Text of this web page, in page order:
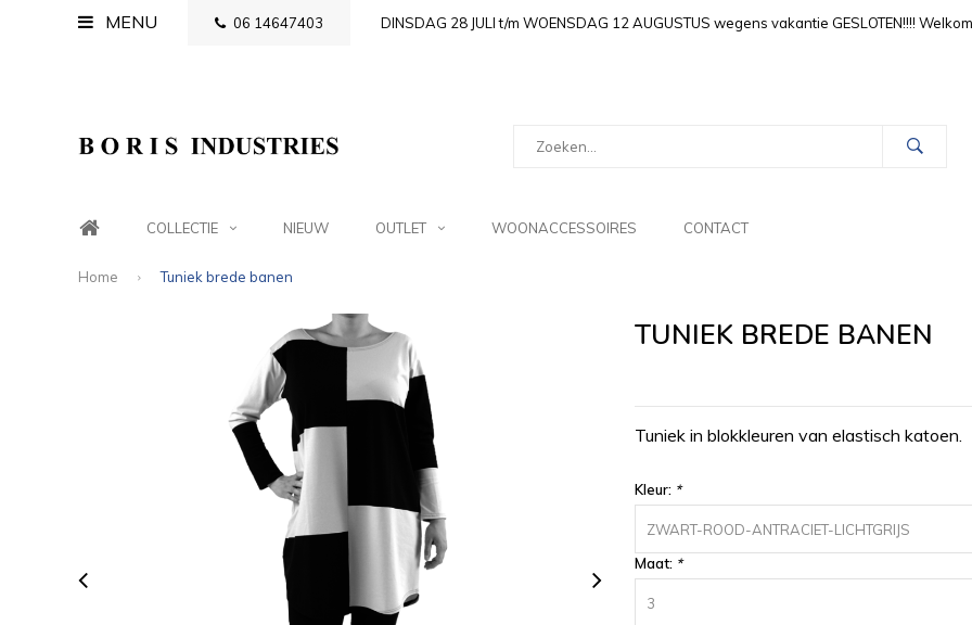
MENU 06 14647403 DINSDAG 28 JULI t/m WOENSDAG 12 AUGUSTUS wegens vakantie GESLOTEN!!!!
COLLECTIE NIEUW OUTLET WOONACCESSOIRES CONTACT
Home Tuniek brede banen
TUNIEK BREDE BANEN
Tuniek in blokkleuren van elastisch katoen.
Kleur: *
ZWART-ROOD-ANTRACIET-LICHTGRIJS
Maat: *
3